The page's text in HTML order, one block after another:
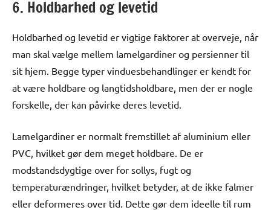
6. Holdbarhed og levetid
Holdbarhed og levetid er vigtige faktorer at overveje, når
man skal vælge mellem lamelgardiner og persienner til
sit hjem. Begge typer vinduesbehandlinger er kendt for
at være holdbare og langtidsholdbare, men der er nogle
forskelle, der kan påvirke deres levetid.
Lamelgardiner er normalt fremstillet af aluminium eller
PVC, hvilket gør dem meget holdbare. De er
modstandsdygtige over for sollys, fugt og
temperaturændringer, hvilket betyder, at de ikke falmer
eller deformeres over tid. Dette gør dem ideelle til rum